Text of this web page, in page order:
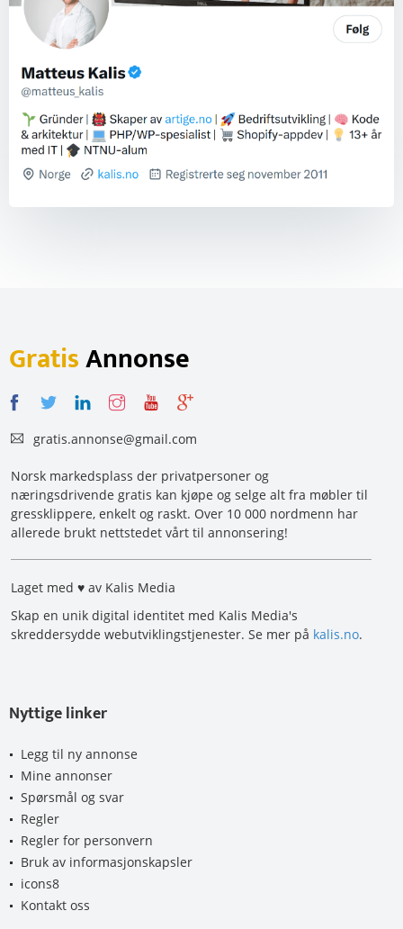
GratisAnnonse
gratis.annonse@gmail.com
Norsk markedsplass der privatpersoner og
næringsdrivende gratis kan kjøpe og selge alt fra møbler til
gressklippere, enkelt og raskt. Over 10 000 nordmenn har
allerede brukt nettstedet vårt til annonsering!
Laget med ♥ av Kalis Media
Skap en unik digital identitet med Kalis Media's
skreddersydde webutviklingstjenester. Se mer på kalis.no.
Nyttige linker
Legg til ny annonse
Mine annonser
Spørsmål og svar
Regler
Regler for personvern
Bruk av informasjonskapsler
icons8
Kontakt oss